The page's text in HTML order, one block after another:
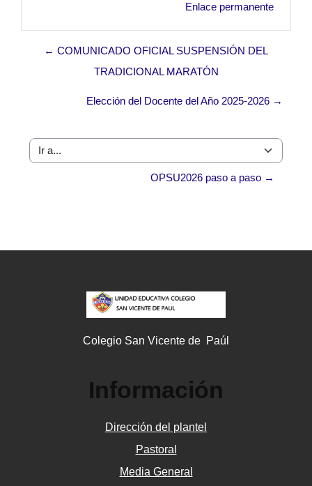
Enlace permanente
← COMUNICADO OFICIAL SUSPENSIÓN DEL
TRADICIONAL MARATÓN
Elección del Docente del Año 2025-2026 →
Ir a...
OPSU2026 paso a paso →
Colegio San Vicente de Paúl
Información
Dirección del plantel
Pastoral
Media General